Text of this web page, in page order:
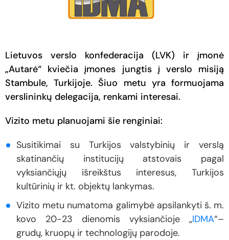
Lietuvos verslo konfederacija (LVK) ir įmonė
„Autarė“ kviečia įmones jungtis į verslo misiją
Stambule, Turkijoje. Šiuo metu yra formuojama
verslininkų delegacija, renkami interesai.
Vizito metu planuojami šie renginiai:
Susitikimai su Turkijos valstybinių ir verslą
skatinančių institucijų atstovais pagal
vyksiančiųjų išreikštus interesus, Turkijos
kultūrinių ir kt. objektų lankymas.
Vizito metu numatoma galimybė apsilankyti š. m.
kovo 20-23 dienomis vyksiančioje „IDMA“–
grudų, kruopų ir technologijų parodoje.